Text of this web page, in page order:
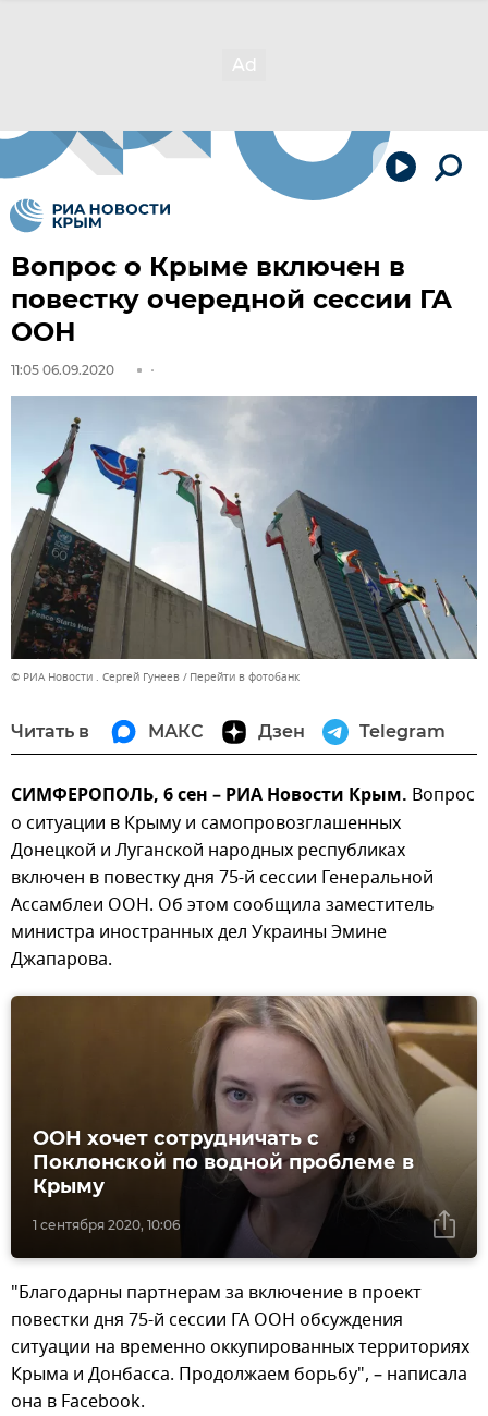
Вопрос о Крыме включен в
повестку очередной сессии ГА
ООН
11:05 06.09.2020
© РИА Новости . Сергей Гунеев Перейти в фотобанк
Читать в МАКС Дзен Telegram
СИМФЕРОПОЛЬ, 6 сен – РИА Новости Крым. Вопрос
о ситуации в Крыму и самопровозглашенных
Донецкой и Луганской народных республиках
включен в повестку дня 75-й сессии Генеральной
Ассамблеи ООН. Об этом сообщила заместитель
министра иностранных дел Украины Эмине
Джапарова.
1 сентября 2020, 10:06
ООН хочет сотрудничать с
Поклонской по водной проблеме в
Крыму
"Благодарны партнерам за включение в проект
повестки дня 75-й сессии ГА ООН обсуждения
ситуации на временно оккупированных территориях
Крыма и Донбасса. Продолжаем борьбу", – написала
она в Facebook.